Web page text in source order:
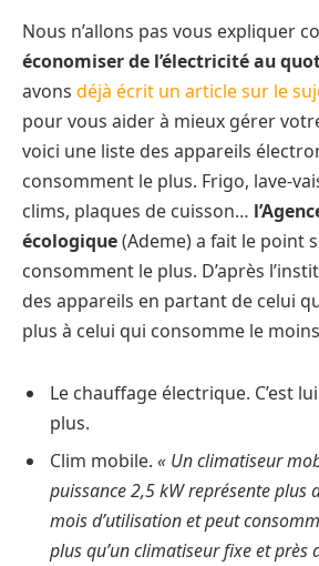
Nous n’allons pas vous expliquer
économiser de l’électricité au
avons déjà écrit un article sur le
pour vous aider à mieux gérer
voici une liste des appareils
consomment le plus. Frigo, lave-
clims, plaques de cuisson…
écologique(Ademe) a fait le point
consomment le plus. D’après
des appareils en partant de celui
plus à celui qui consomme le
Le chauffage électrique. C’est
plus.
Clim mobile. « Un climatiseur
puissance 2,5 kW représente plus
mois d’utilisation et peut
plus qu’un climatiseur fixe et près